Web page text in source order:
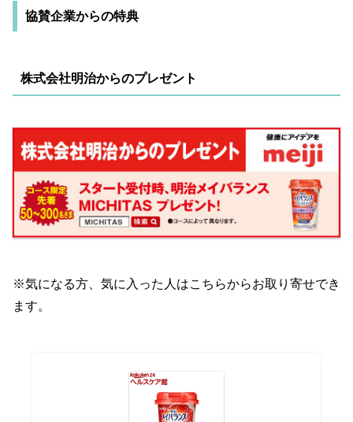
協賛企業からの特典
株式会社明治からのプレゼント
※気になる方、気に入った人はこちらからお取り寄せでき
ます。